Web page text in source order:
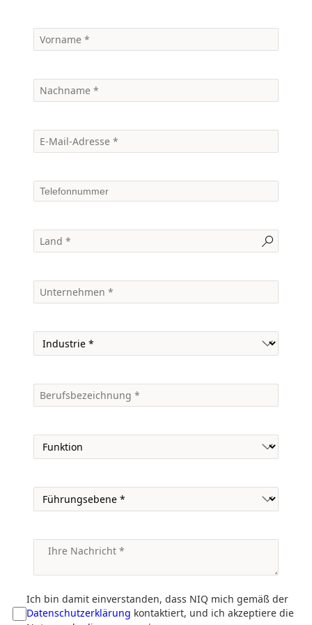
Ich bin damit einverstanden, dass NIQ mich gemäß der
Datenschutzerklärung kontaktiert, und ich akzeptiere die